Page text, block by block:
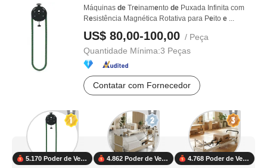
Máquinas de Treinamento de Puxada Infinita com
Resistência Magnética Rotativa para Peito e ...
US$ 80,00-100,00 / Peça
Quantidade Mínima:3 Peças
Contatar com Fornecedor
5.170 Poder de Vendas 4.862 Poder de Vendas 4.768 Poder de Vendas